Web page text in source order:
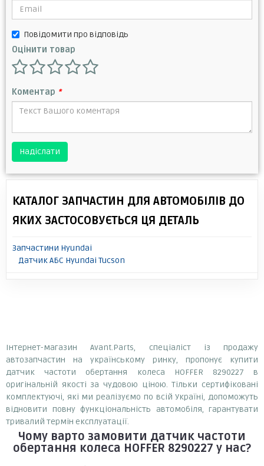
Повідомити про відповідь
Оцінити товар
Коментар *
Надіслати
КАТАЛОГ ЗАПЧАСТИН ДЛЯ АВТОМОБІЛІВ ДО
ЯКИХ ЗАСТОСОВУЄТЬСЯ ЦЯ ДЕТАЛЬ
Запчастини Hyundai
Датчик АБС Hyundai Tucson
Інтернет-магазин Avant.Parts, спеціаліст із продажу
автозапчастин на українському ринку, пропонує купити
датчик частоти обертання колеса HOFFER 8290227 в
оригінальній якості за чудовою ціною. Тільки сертифіковані
комплектуючі, які ми реалізуємо по всій Україні, допоможуть
відновити повну функціональність автомобіля, гарантувати
тривалий термін експлуатації.
Чому варто замовити датчик частоти
обертання колеса HOFFER 8290227 у нас?